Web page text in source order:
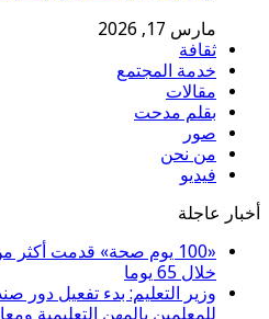
مارس 17, 2026
ثقافة
خدمة المجتمع
مقالات
بقلم مدحت
صور
من نحن
فيديو
أخبار عاجلة
خلال 65 يوما
وزير التعليم: بدء تفعيل دور
للمعلمين بالمهن التعليمية